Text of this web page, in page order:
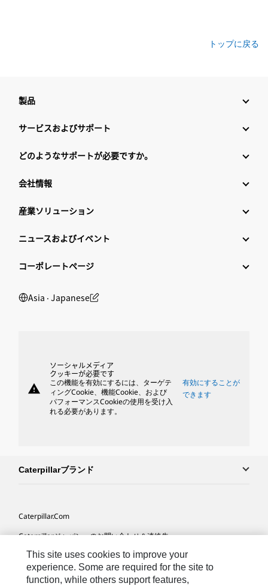
トップに戻る
製品
サービスおよびサポート
どのようなサポートが必要ですか。
会社情報
産業ソリューション
ニュースおよびイベント
コーポレートページ
Asia ‧ Japanese
warning
ソーシャルメディア
クッキーが必要です
この機能を有効にするには、ターゲテ
ィングCookie、機能Cookie、および
パフォーマンスCookieの使用を受け入
れる必要があります。
有効にすることが
できます
Caterpillarブランド
Caterpillar.com
Caterpillarジャパンへのお問い合わせ＆連絡先
マイマーケティング情報配信設定
サイト･マップ
This site uses cookies to improve your
experience. Some are required for the site to
function, while others support features,